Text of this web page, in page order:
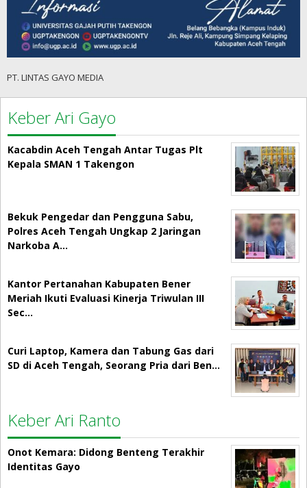
PT. LINTAS GAYO MEDIA
Keber Ari Gayo
Kacabdin Aceh Tengah Antar Tugas Plt
Kepala SMAN 1 Takengon
Bekuk Pengedar dan Pengguna Sabu,
Polres Aceh Tengah Ungkap 2 Jaringan
Narkoba A…
Kantor Pertanahan Kabupaten Bener
Meriah Ikuti Evaluasi Kinerja Triwulan III
Sec…
Curi Laptop, Kamera dan Tabung Gas dari
SD di Aceh Tengah, Seorang Pria dari Ben…
Keber Ari Ranto
Onot Kemara: Didong Benteng Terakhir
Identitas Gayo